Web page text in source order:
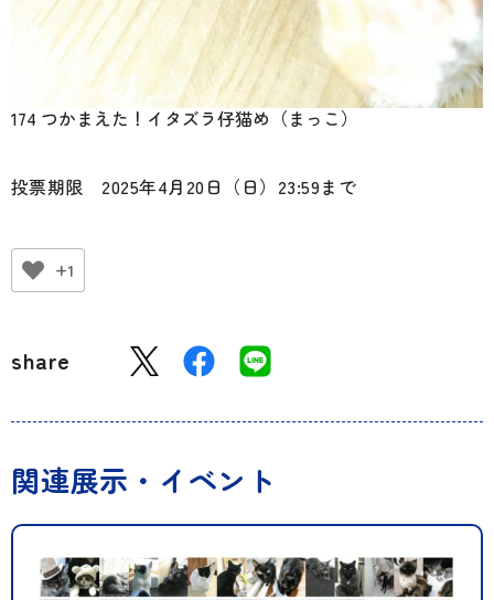
174 つかまえた！イタズラ仔猫め（まっこ）
投票期限 2025年4月20日（日）23:59まで
+1
share
関連展示・イベント